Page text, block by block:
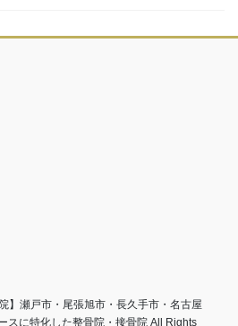
】瀬戸市・尾張旭市・長久手市・名古屋
スに特化した整骨院・接骨院 All Rights